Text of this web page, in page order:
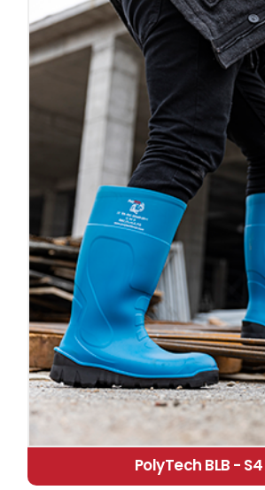
PolyTech BLB - S4